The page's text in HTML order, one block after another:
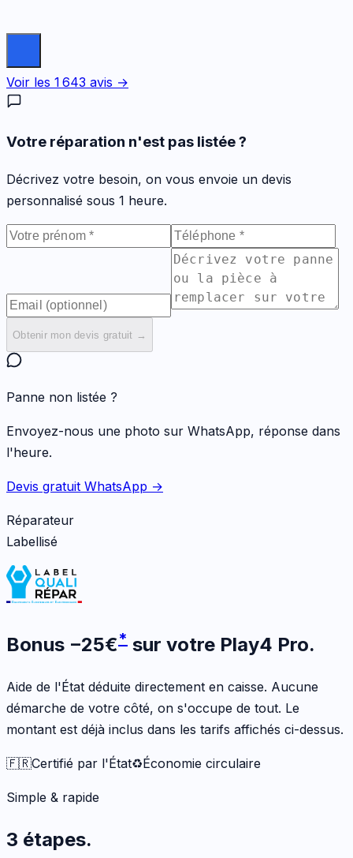
Voir les 1 643 avis →
Votre réparation n'est pas listée ?
Décrivez votre besoin, on vous envoie un devis
personnalisé sous 1 heure.
Obtenir mon devis gratuit →
Panne non listée ?
Envoyez-nous une photo sur WhatsApp, réponse dans
l'heure.
Devis gratuit WhatsApp →
Réparateur
Labellisé
Bonus −25€* sur votre Play4 Pro.
Aide de l'État déduite directement en caisse. Aucune
démarche de votre côté, on s'occupe de tout. Le
montant est déjà inclus dans les tarifs affichés ci-dessus.
🇫🇷Certifié par l'État♻️Économie circulaire
Simple & rapide
3 étapes.